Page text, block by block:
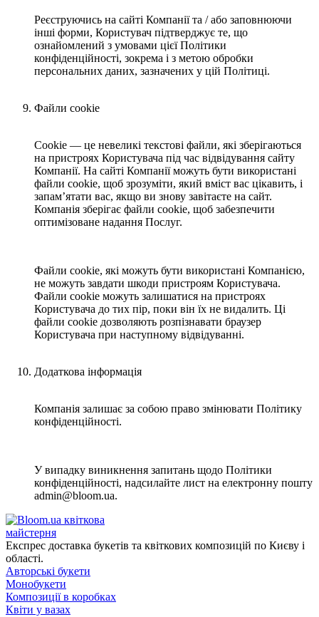
Реєструючись на сайті Компанії та / або заповнюючи
інші форми, Користувач підтверджує те, що
ознайомлений з умовами цієї Політики
конфіденційності, зокрема і з метою обробки
персональних даних, зазначених у цій Політиці.
Файли cookie
Cookie — це невеликі текстові файли, які зберігаються
на пристроях Користувача під час відвідування сайту
Компанії. На сайті Компанії можуть бути використані
файли cookie, щоб зрозуміти, який вміст вас цікавить, і
запам’ятати вас, якщо ви знову завітаєте на сайт.
Компанія зберігає файли cookie, щоб забезпечити
оптимізоване надання Послуг.
Файли cookie, які можуть бути використані Компанією,
не можуть завдати шкоди пристроям Користувача.
Файли cookie можуть залишатися на пристроях
Користувача до тих пір, поки він їх не видалить. Ці
файли cookie дозволяють розпізнавати браузер
Користувача при наступному відвідуванні.
Додаткова інформація
Компанія залишає за собою право змінювати Політику
конфіденційності.
У випадку виникнення запитань щодо Політики
конфіденційності, надсилайте лист на електронну пошту
admin@bloom.ua.
квіткова
майстерня
Експрес доставка букетів та квіткових композицій по Києву і
області.
Авторські букети
Монобукети
Композиції в коробках
Квіти у вазах